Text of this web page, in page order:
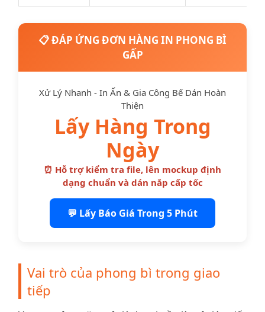
📋 ĐÁP ỨNG ĐƠN HÀNG IN PHONG BÌ
GẤP
Xử Lý Nhanh - In Ấn & Gia Công Bế Dán Hoàn
Thiện
Lấy Hàng Trong
Ngày
⏰ Hỗ trợ kiểm tra file, lên mockup định
dạng chuẩn và dán nắp cấp tốc
💬 Lấy Báo Giá Trong 5 Phút
Vai trò của phong bì trong giao
tiếp